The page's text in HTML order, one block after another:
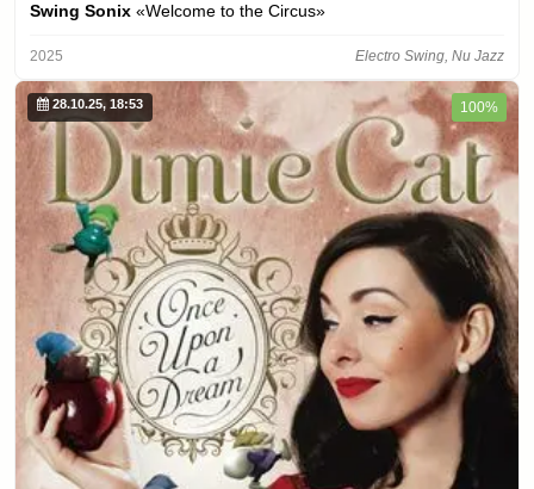
Swing Sonix «Welcome to the Circus»
2025 Electro Swing, Nu Jazz
28.10.25, 18:53 100%